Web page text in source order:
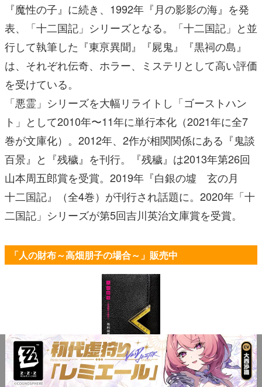
『魔性の子』に続き、1992年『月の影影の海』を発
表、「十二国記」シリーズとなる。「十二国記」と並
行して執筆した『東亰異聞』『屍鬼』『黒祠の島』
は、それぞれ伝奇、ホラー、ミステリとして高い評価
を受けている。
「悪霊」シリーズを大幅リライトし「ゴーストハン
ト」として2010年〜11年に単行本化（2021年に全7
巻が文庫化）。2012年、2作が相関関係にある『鬼談
百景』と『残穢』を刊行。『残穢』は2013年第26回
山本周五郎賞を受賞。2019年『白銀の墟 玄の月
十二国記』（全4巻）が刊行され話題に。2020年「十
二国記」シリーズが第5回吉川英治文庫賞を受賞。
「人の財布～高畑朋子の場合～」販売中
人の財布 ～高畑朋子の場合
～